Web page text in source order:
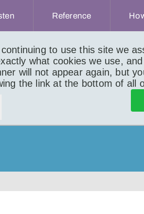
to use this site we
what cookies we use,
will not appear again, but
the link at the bottom of all
Reference